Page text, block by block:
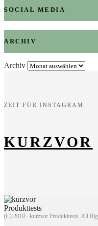
SOCIAL MEDIA
ARCHIV
Archiv
ZEIT FÜR INSTAGRAM
KURZVOR
(C) 2019 - kurzvor Produkttests. All